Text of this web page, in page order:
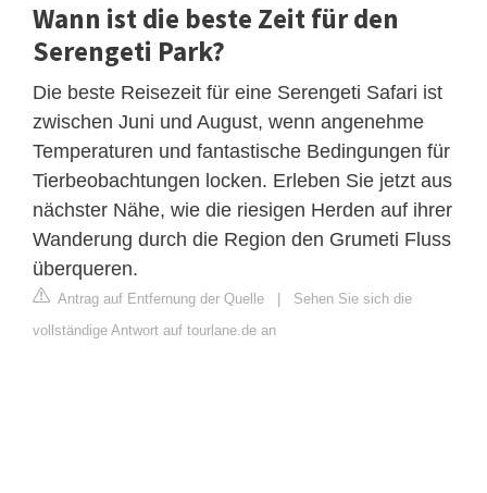
Wann ist die beste Zeit für den
Serengeti Park?
Die beste Reisezeit für eine Serengeti Safari ist
zwischen Juni und August, wenn angenehme
Temperaturen und fantastische Bedingungen für
Tierbeobachtungen locken. Erleben Sie jetzt aus
nächster Nähe, wie die riesigen Herden auf ihrer
Wanderung durch die Region den Grumeti Fluss
überqueren.
Antrag auf Entfernung der Quelle
Sehen Sie sich die
vollständige Antwort auf tourlane.de an